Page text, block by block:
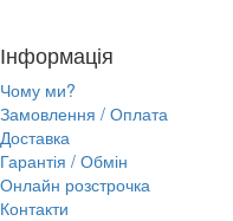
Інформація
Чому ми?
Замовлення / Оплата
Доставка
Гарантія / Обмін
Онлайн розстрочка
Контакти